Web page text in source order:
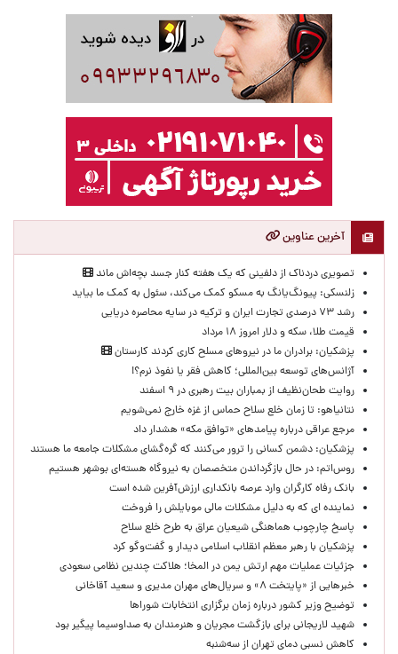
آخرین عناوین
تصویری دردناک از دلفینی که یک هفته کنار جسد بچه‌اش ماند
زلنسکی: پیونگ‌یانگ به مسکو کمک می‌کند، سئول به کمک ما بیاید
رشد ۷۳ درصدی تجارت ایران و ترکیه در سایه محاصره دریایی
قیمت طلا، سکه و دلار امروز ۱۸ مرداد
پزشکیان: برادران ما در نیروهای مسلح کاری کردند کارستان
آژانس‌های توسعه بین‌المللی؛ کاهش فقر یا نفوذ نرم؟!
روایت طحان‌نظیف از بمباران بیت رهبری در ۹ اسفند
نتانیاهو: تا زمان خلع سلاح حماس از غزه خارج نمی‌شویم
مرجع عراقی درباره پیامدهای «توافق مکه» هشدار داد
پزشکیان: دشمن کسانی را ترور می‌کنند که گره‌گشای مشکلات جامعه ما هستند
روس‌اتم: در حال بازگرداندن متخصصان به نیروگاه هسته‌ای بوشهر هستیم
بانک رفاه کارگران وارد عرصه بانکداری ارزش‌آفرین شده است
نماینده ای که به دلیل مشکلات مالی موبایلش را فروخت
پاسخ چارچوب هماهنگی شیعیان عراق به طرح خلع سلاح
پزشکیان با رهبر معظم انقلاب اسلامی دیدار و گفت‌وگو کرد
جزئیات عملیات مهم ارتش یمن در المخا؛ هلاکت چندین نظامی سعودی
خبرهایی از «پایتخت ۸» و سریال‌های مهران مدیری و سعید آقاخانی
توضیح وزیر کشور درباره زمان برگزاری انتخابات شوراها
شهید لاریجانی برای بازگشت مجریان و هنرمندان به صداوسیما پیگیر بود
کاهش نسبی دمای تهران از سه‌شنبه